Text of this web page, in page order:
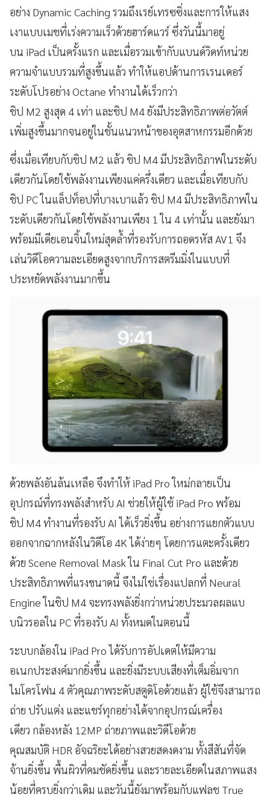
อย่าง Dynamic Caching รวมถึงเรย์เทรซซิ่งและการให้แสง
เงาแบบเมชที่เร่งความเร็วด้วยฮาร์ดแวร์ ซึ่งวันนี้มาอยู่
บน iPad เป็นครั้งแรก และเมื่อรวมเข้ากับแบนด์วิดท์หน่วย
ความจำแบบรวมที่สูงขึ้นแล้ว ทำให้แอปด้านการเรนเดอร์
ระดับโปรอย่าง Octane ทำงานได้เร็วกว่า
ชิป M2 สูงสุด 4 เท่า และชิป M4 ยังมีประสิทธิภาพต่อวัตต์
เพิ่มสูงขึ้นมากจนอยู่ในชั้นแนวหน้าของอุตสาหกรรมอีกด้วย
ซึ่งเมื่อเทียบกับชิป M2 แล้ว ชิป M4 มีประสิทธิภาพในระดับ
เดียวกันโดยใช้พลังงานเพียงแค่ครึ่งเดียว และเมื่อเทียบกับ
ชิป PC ในแล็ปท็อปที่บางเบาแล้ว ชิป M4 มีประสิทธิภาพใน
ระดับเดียวกันโดยใช้พลังงานเพียง 1 ใน 4 เท่านั้น และยังมา
พร้อมมีเดียเอนจิ้นใหม่สุดล้ำที่รองรับการถอดรหัส AV1 จึง
เล่นวิดีโอความละเอียดสูงจากบริการสตรีมมิ่งในแบบที่
ประหยัดพลังงานมากขึ้น
ด้วยพลังอันล้นเหลือ จึงทำให้ iPad Pro ใหม่กลายเป็น
อุปกรณ์ที่ทรงพลังสำหรับ AI ช่วยให้ผู้ใช้ iPad Pro พร้อม
ชิป M4 ทำงานที่รองรับ AI ได้เร็วยิ่งขึ้น อย่างการแยกตัวแบบ
ออกจากฉากหลังในวิดีโอ 4K ได้ง่ายๆ โดยการแตะครั้งเดียว
ด้วย Scene Removal Mask ใน Final Cut Pro และด้วย
ประสิทธิภาพที่แรงขนาดนี้ จึงไม่ใช่เรื่องแปลกที่ Neural
Engine ในชิป M4 จะทรงพลังยิ่งกว่าหน่วยประมวลผลแบ
บนิวรอลใน PC ที่รองรับ AI ทั้งหมดในตอนนี้
ระบบกล้องใน iPad Pro ได้รับการอัปเดตให้มีความ
อเนกประสงค์มากยิ่งขึ้น และยิ่งมีระบบเสียงที่เต็มอิ่มจาก
ไมโครโฟน 4 ตัวคุณภาพระดับสตูดิโอด้วยแล้ว ผู้ใช้จึงสามารถ
ถ่าย ปรับแต่ง และแชร์ทุกอย่างได้จากอุปกรณ์เครื่อง
เดียว กล้องหลัง 12MP ถ่ายภาพและวิดีโอด้วย
คุณสมบัติ HDR อัจฉริยะได้อย่างสวยสดงดงาม ทั้งสีสันที่จัด
จ้านยิ่งขึ้น พื้นผิวที่คมชัดยิ่งขึ้น และรายละเอียดในสภาพแสง
น้อยที่ครบยิ่งกว่าเดิม และวันนี้ยังมาพร้อมกับแฟลช True